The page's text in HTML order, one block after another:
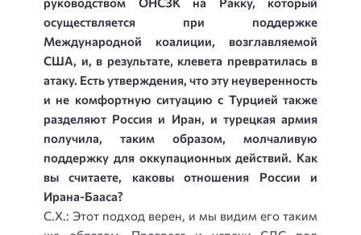
осуществляется при поддержке
Международной коалиции, возглавляемой
США, и, в результате, клевета превратилась в
атаку. Есть утверждения, что эту неуверенность
и не комфортную ситуацию с Турцией также
разделяют Россия и Иран, и турецкая армия
получила, таким образом, молчаливую
поддержку для оккупационных действий. Как
вы считаете, каковы отношения России и
Ирана-Бааса?
С.Х.: Этот подход верен, и мы видим его таким